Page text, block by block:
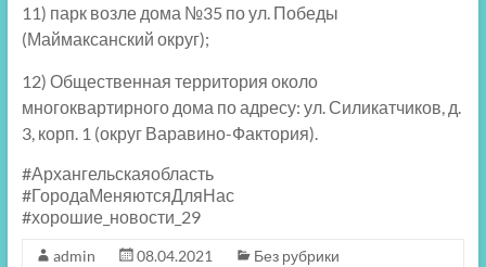
11) парк возле дома №35 по ул. Победы
(Маймаксанский округ);
12) Общественная территория около
многоквартирного дома по адресу: ул. Силикатчиков, д.
3, корп. 1 (округ Варавино-Фактория).
#Архангельскаяобласть
#ГородаМеняютсяДляНас
#хорошие_новости_29
admin 08.04.2021 Без рубрики